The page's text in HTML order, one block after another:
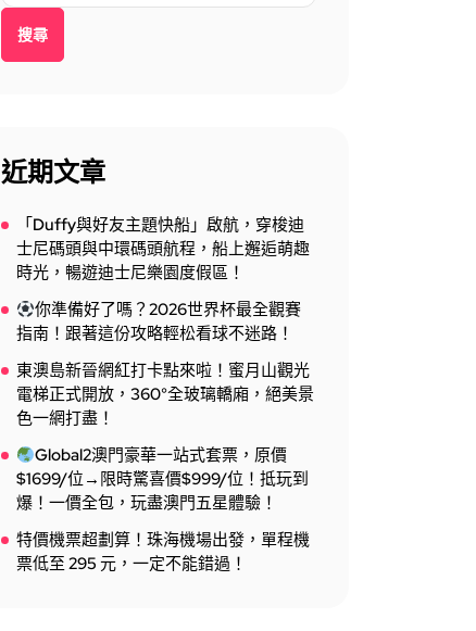
搜尋
近期文章
「Duffy與好友主題快船」啟航，穿梭迪
士尼碼頭與中環碼頭航程，船上邂逅萌趣
時光，暢遊迪士尼樂園度假區！
你準備好了嗎？2026世界杯最全觀賽
指南！跟著這份攻略輕松看球不迷路！
東澳島新晉網紅打卡點來啦！蜜月山觀光
電梯正式開放，360°全玻璃轎廂，絕美景
色一網打盡！
Global2澳門豪華一站式套票，原價
$1699/位→限時驚喜價$999/位！抵玩到
爆！一價全包，玩盡澳門五星體驗！
特價機票超劃算！珠海機場出發，單程機
票低至 295 元，一定不能錯過！